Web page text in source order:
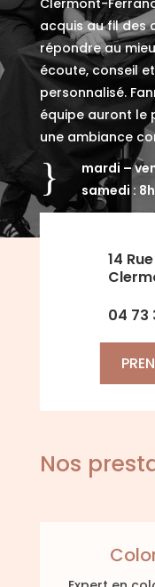
Clermont-
acquis au fil des
répondre au
écoute, conseil
personnalisé.
équipe auront le
une ambiance
}
mardi –
samedi :
14
04 73
Nos